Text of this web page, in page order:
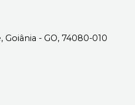
Goiânia - GO, 74080-010